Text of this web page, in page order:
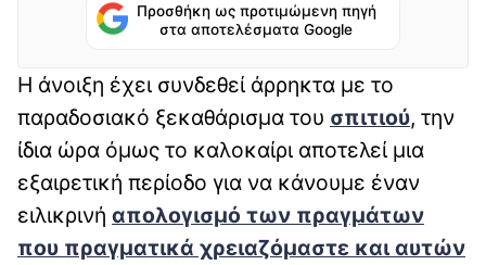
Προσθήκη ως προτιμώμενη πηγή
στα αποτελέσματα Google
Η άνοιξη έχει συνδεθεί άρρηκτα με το
παραδοσιακό ξεκαθάρισμα του σπιτιού, την
ίδια ώρα όμως το καλοκαίρι αποτελεί μια
εξαιρετική περίοδο για να κάνουμε έναν
ειλικρινή απολογισμό των πραγμάτων
που πραγματικά χρειαζόμαστε και αυτών